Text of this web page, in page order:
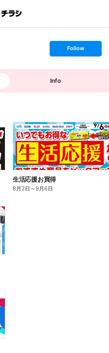
s
t
o
Follow
Info
生活応援お買得
8月2日 ～9月6日